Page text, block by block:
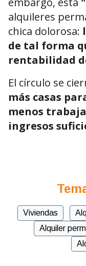
alquileres
chica dolorosa:
de tal forma
rentabilidad
El círculo se
más casas
menos
ingresos
Viviendas
Alquiler